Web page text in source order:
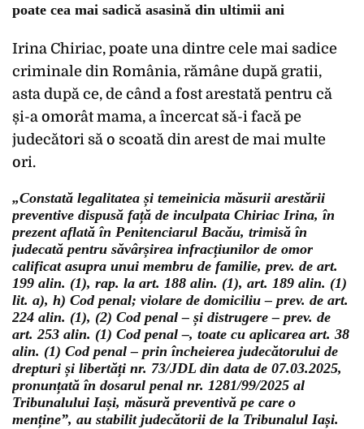
poate cea mai sadică asasină din ultimii ani
Irina Chiriac, poate una dintre cele mai sadice
criminale din România, rămâne după gratii,
asta după ce, de când a fost arestată pentru că
și-a omorât mama, a încercat să-i facă pe
judecători să o scoată din arest de mai multe
ori.
„Constată legalitatea și temeinicia măsurii arestării
preventive dispusă față de inculpata Chiriac Irina, în
prezent aflată în Penitenciarul Bacău, trimisă în
judecată pentru săvârșirea infracțiunilor de omor
calificat asupra unui membru de familie, prev. de art.
199 alin. (1), rap. la art. 188 alin. (1), art. 189 alin. (1)
lit. a), h) Cod penal; violare de domiciliu – prev. de art.
224 alin. (1), (2) Cod penal – și distrugere – prev. de
art. 253 alin. (1) Cod penal –, toate cu aplicarea art. 38
alin. (1) Cod penal – prin încheierea judecătorului de
drepturi și libertăți nr. 73/JDL din data de 07.03.2025,
pronunțată în dosarul penal nr. 1281/99/2025 al
Tribunalului Iași, măsură preventivă pe care o
menține”, au stabilit judecătorii de la Tribunalul Iași.